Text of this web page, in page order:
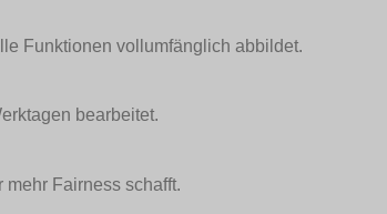
Funktionen vollumfänglich abbildet.
bearbeitet.
Fairness schafft.